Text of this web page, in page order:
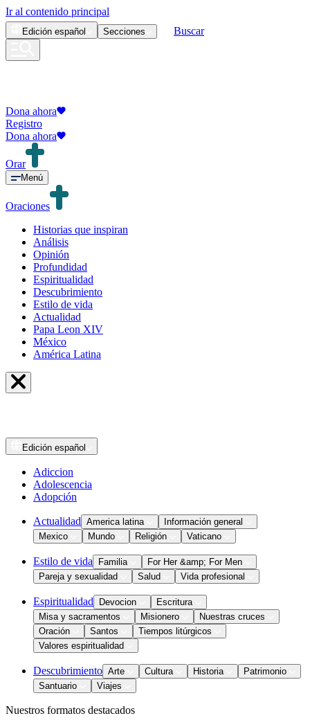
Ir al contenido principal
Edición español Secciones Buscar
Dona ahora
Registro
Dona ahora
Orar
Menú
Oraciones
Historias que inspiran
Análisis
Opinión
Profundidad
Espiritualidad
Descubrimiento
Estilo de vida
Actualidad
Papa Leon XIV
México
América Latina
Edición español
Adiccion
Adolescencia
Adopción
Actualidad America latina
Información general
Mexico
Mundo Religión Vaticano
Estilo de vida Familia
For Her &amp; For Men
Pareja y sexualidad
Salud Vida profesional
Espiritualidad Devocion
Escritura
Misa y sacramentos
Misionero
Nuestras cruces
Oración
Santos
Tiempos litúrgicos
Valores espiritualidad
Descubrimiento Arte Cultura Historia
Patrimonio
Santuario
Viajes
Nuestros formatos destacados